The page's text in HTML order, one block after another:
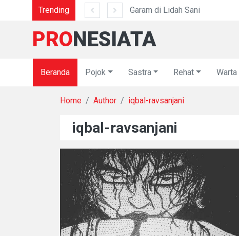
Trending Garam di Lidah Sani
PRONESIATA
Beranda Pojok Sastra Rehat Warta
Home Author iqbal-ravsanjani
iqbal-ravsanjani